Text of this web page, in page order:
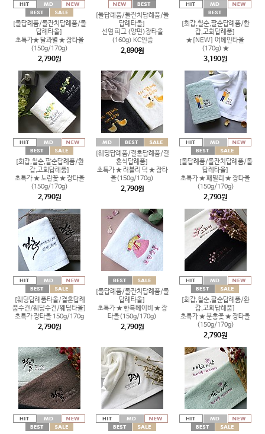
[돌답례품/돌잔치답례품/돌
답례타올]
초특가★ 달과별 ★ 장타올
(150g/170g)
2,790원
[돌답례품/돌잔치답례품/돌
답례타올]
선염 피그 (양면)장타올
(160g) KC인증
2,890원
[회갑,칠순,팔순답례품/환
갑,고희답례품]
★[NEW] 어베인타올
(170g) ★
3,190원
[회갑,칠순,팔순답례품/환
갑,고희답례품]
초특가 ★ 노란꽃 ★ 장타올
(150g/170g)
2,790원
[웨딩답례품/결혼답례품/결
혼식답례품]
초특가 ★ 러블리 덕 ★ 장타
올(150g/170g)
2,790원
[돌답례품/돌잔치답례품/돌
답례타올]
초특가 ★ 패밀리 ★ 장타올
(150g/170g)
2,790원
[웨딩답례품타올/결혼답례
품수건/웨딩수건/웨딩타올]
초특가 장타올 150g/170g
2,790원
[돌답례품/돌잔치답례품/돌
답례타올]
초특가 ★ 한복베이비 ★ 장
타올(150g/170g)
2,790원
[회갑,칠순,팔순답례품/환
갑,고희답례품]
초특가 ★ 분홍꽃 ★ 장타올
(150g/170g)
2,790원